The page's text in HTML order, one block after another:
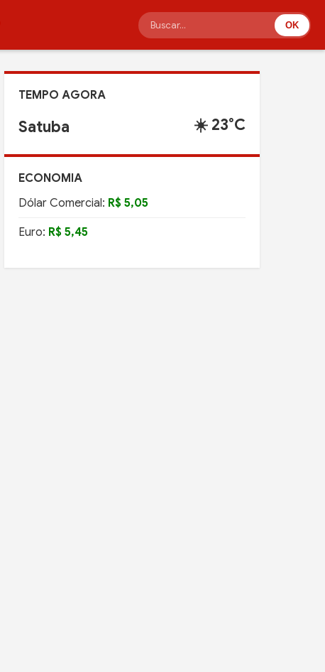
OK
TEMPO AGORA
Satuba ☀️ 23°C
ECONOMIA
Dólar Comercial: R$ 5,05
Euro: R$ 5,45